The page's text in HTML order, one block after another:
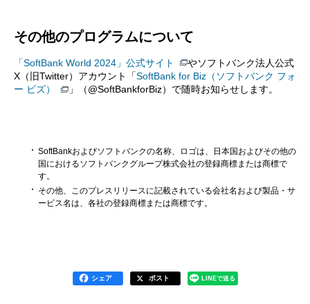
その他のプログラムについて
「SoftBank World 2024」公式サイト
やソフトバンク法人公式
X（旧Twitter）アカウント「SoftBank for Biz（ソフトバンク フォ
ー ビズ）
」（@SoftBankforBiz）で随時お知らせします。
SoftBankおよびソフトバンクの名称、ロゴは、日本国およびその他の
国におけるソフトバンクグループ株式会社の登録商標または商標で
す。
その他、このプレスリリースに記載されている会社名および製品・サ
ービス名は、各社の登録商標または商標です。
シェア ポスト LINEで送る